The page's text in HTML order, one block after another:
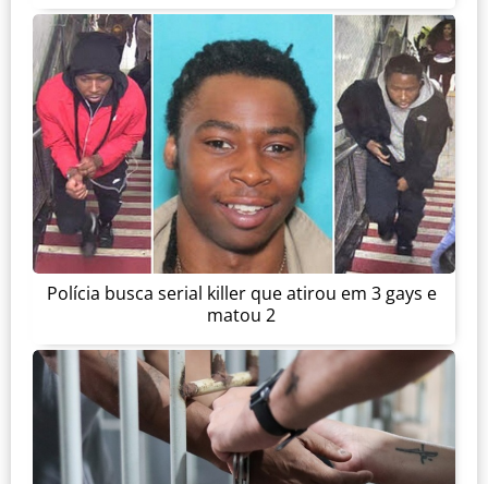
Polícia busca serial killer que atirou em 3 gays e
matou 2